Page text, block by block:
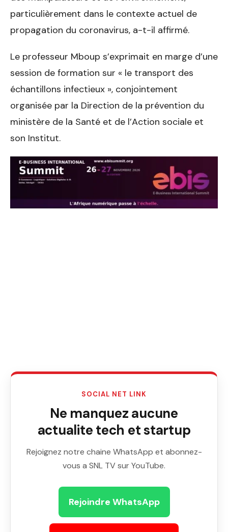
particulièrement dans le contexte actuel de
propagation du coronavirus, a-t-il affirmé.
Le professeur Mboup s’exprimait en marge d’une
session de formation sur « le transport des
échantillons infectieux », conjointement
organisée par la Direction de la prévention du
ministère de la Santé et de l’Action sociale et
son Institut.
SOCIAL NET LINK
Ne manquez aucune
actualite tech et startup
Rejoignez notre chaine WhatsApp et abonnez-
vous a SNL TV sur YouTube.
Rejoindre WhatsApp